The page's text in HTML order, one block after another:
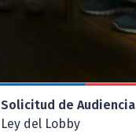
Solicitud de Audiencia
Ley del Lobby